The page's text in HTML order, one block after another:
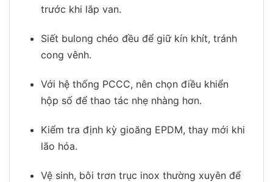
trước khi lắp van.
Siết bulong chéo đều để giữ kín khít, tránh
cong vênh.
Với hệ thống PCCC, nên chọn điều khiển
hộp số để thao tác nhẹ nhàng hơn.
Kiểm tra định kỳ gioăng EPDM, thay mới khi
lão hóa.
Vệ sinh, bôi trơn trục inox thường xuyên để